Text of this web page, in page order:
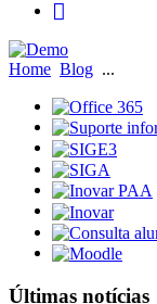
Home Blog ...
Últimas notícias